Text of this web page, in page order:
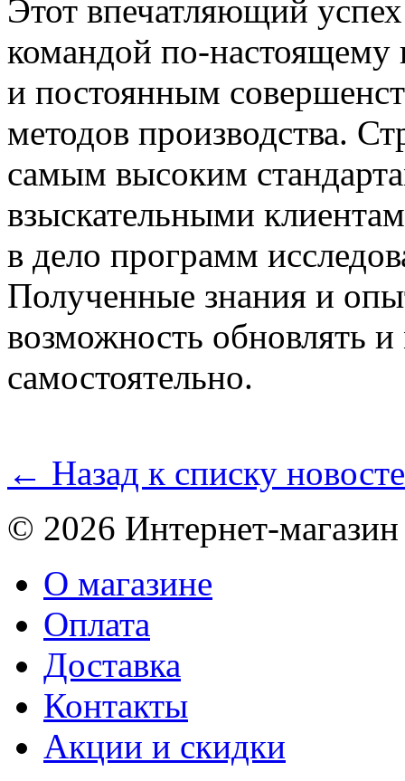
Этот впечатляющий успех
командой по-
и постоянным
методов производства.
самым высоким
взыскательными
в дело программ
Полученные знания и
возможность обновлять
самостоятельно.
← Назад к списку
© 2026 Интернет-
О магазине
Оплата
Доставка
Контакты
Акции и скидки